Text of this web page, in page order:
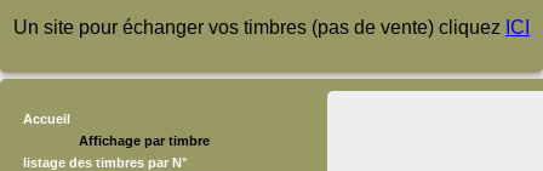
Un site pour échanger vos timbres (pas de vente) cliquez ICI
Accueil
Affichage par timbre
listage des timbres par N°